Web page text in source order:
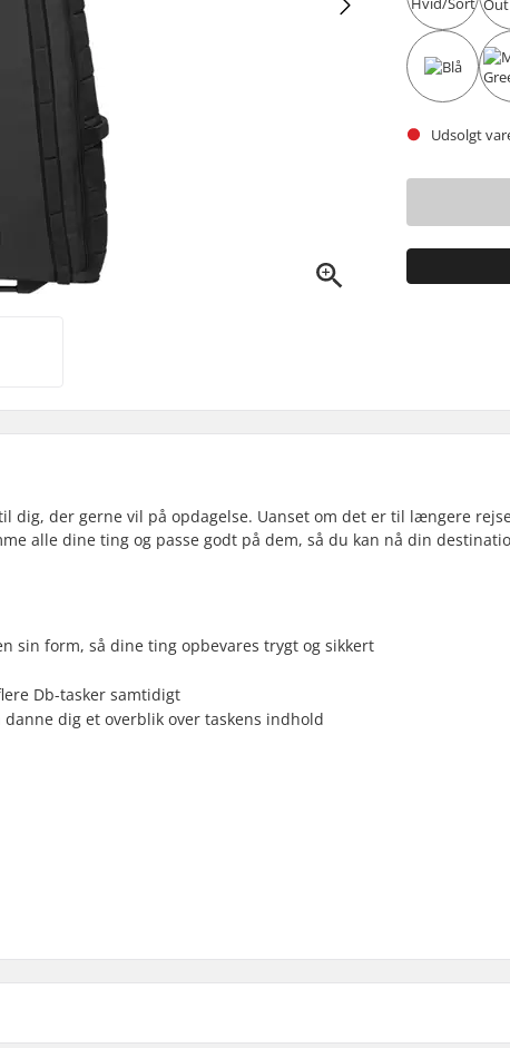
Udsolgt
dig, der gerne vil på opdagelse. Uanset om det er til længere
alle dine ting og passe godt på dem, så du kan nå din
sin form, så dine ting opbevares trygt og sikkert
Db-tasker samtidigt
dig et overblik over taskens indhold